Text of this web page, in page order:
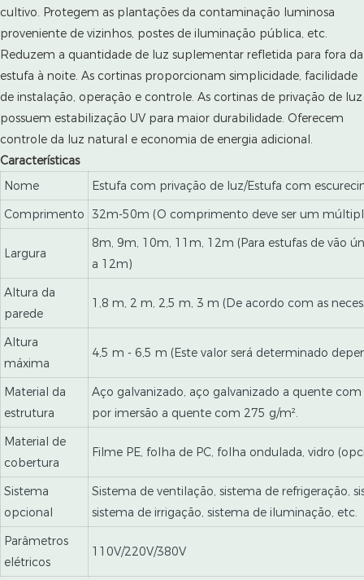
cultivo. Protegem as plantações da contaminação luminosa
proveniente de vizinhos, postes de iluminação pública, etc.
Reduzem a quantidade de luz suplementar refletida para fora da
estufa à noite. As cortinas proporcionam simplicidade, facilidade
de instalação, operação e controle. As cortinas de privação de luz
possuem estabilização UV para maior durabilidade. Oferecem
controle da luz natural e economia de energia adicional.
Características
Nome
Estufa com privação de luz/Estufa com
Comprimento 32m-50m (O comprimento deve ser um
Largura
8m, 9m, 10m, 11m, 12m (Para estufas de vão
a 12m)
Altura da
parede
1,8 m, 2 m, 2,5 m, 3 m (De acordo com as
Altura
máxima
4,5 m - 6,5 m (Este valor será determinado
Material da
estrutura
Aço galvanizado, aço galvanizado a quente
por imersão a quente com 275 g/m².
Material de
cobertura
Filme PE, folha de PC, folha ondulada, vidro
Sistema
opcional
Sistema de ventilação, sistema de refrigeração,
sistema de irrigação, sistema de iluminação, etc.
Parâmetros
elétricos
110V/220V/380V